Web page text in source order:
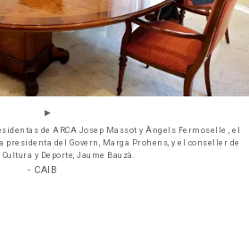
de ARCA Josep Massot y Àngels Fermoselle , el
presidenta del Govern, Marga Prohens, y el conseller de
y Deporte, Jaume Bauzà.
- CAIB